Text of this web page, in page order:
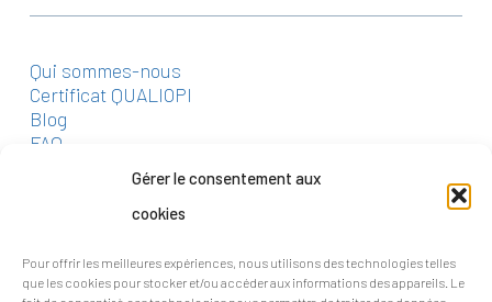
Gérer le consentement aux
cookies
Pour offrir les meilleures expériences, nous utilisons des technologies telles
que les cookies pour stocker et/ou accéder aux informations des appareils. Le
Qui sommes-nous
Certificat QUALIOPI
Blog
FAQ
2 rue Crucy, Nantes